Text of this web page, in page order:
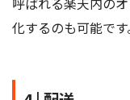
化するのも可能です